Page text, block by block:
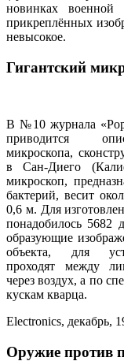
новинках
прикреплённых
невысокое.
Гигантский
В №10 журнала
приводится
микроскопа,
в Сан-Диего
микроскоп,
бактерий, весит
0,6 м. Для
понадобилось 5682
образующие
объекта, для
проходят между
через воздух, а по
кускам кварца.
Electronics, декабрь,
Оружие против